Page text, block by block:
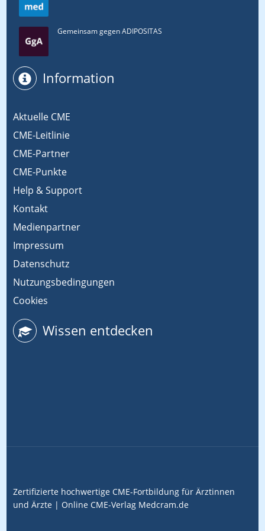
Gemeinsam gegen ADIPOSITAS
Information
Aktuelle CME
CME-Leitlinie
CME-Partner
CME-Punkte
Help & Support
Kontakt
Medienpartner
Impressum
Datenschutz
Nutzungsbedingungen
Cookies
Wissen entdecken
Zertifizierte hochwertige CME-Fortbildung für Ärztinnen
und Ärzte | Online CME-VerlagMedcram.de